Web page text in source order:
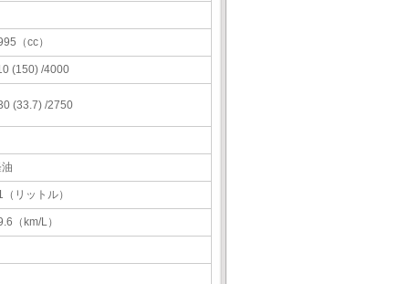
（cc）
(150) /4000
(33.7) /2750
（リットル）
（km/L）